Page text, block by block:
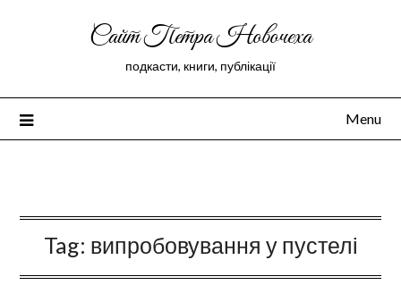
Сайт Петра Новочеха
подкасти, книги, публікації
Menu
Tag: випробовування у пустелі